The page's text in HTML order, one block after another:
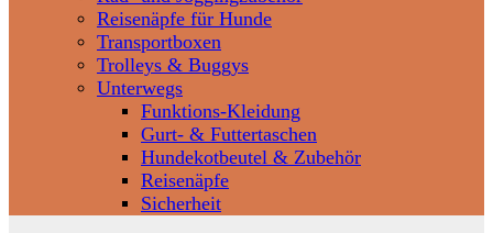
Reisenäpfe für Hunde
Transportboxen
Trolleys & Buggys
Unterwegs
Funktions-Kleidung
Gurt- & Futtertaschen
Hundekotbeutel & Zubehör
Reisenäpfe
Sicherheit